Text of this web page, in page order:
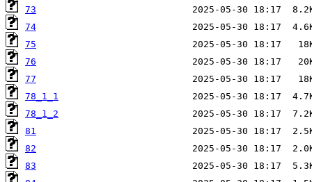
73
74
75
76
77
78_1_1
78_1_2
81
82
83